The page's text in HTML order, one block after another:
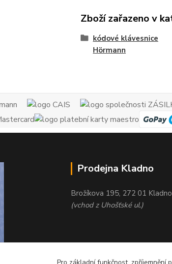
Zboží zařazeno v
kódové klávesnice
Hörmann
Prodejna Kladno
Brožíkova 195, 272 01 Kladno
(vchod z Uhošťské ul.)